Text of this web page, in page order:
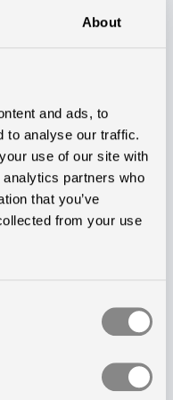
About
and ads, to
to analyse our traffic.
use of our site with
partners who
that you’ve
from your use
og personalet,
lysløsning, som
white eller
ved at være hvidt
sig i
der er tilstrækkeligt